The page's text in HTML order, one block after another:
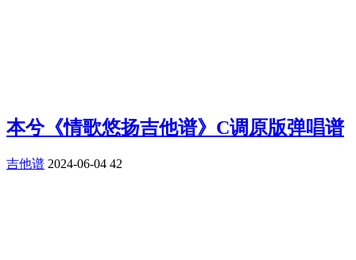
本兮《情歌悠扬吉他谱》C调原版弹唱谱
吉他谱 2024-06-04 42